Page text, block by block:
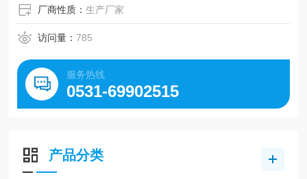
厂商性质：生产厂家
访问量：785
服务热线
0531-69902515
产品分类